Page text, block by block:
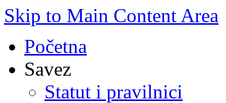
Skip to Main Content Area
Početna
Savez
Statut i pravilnici